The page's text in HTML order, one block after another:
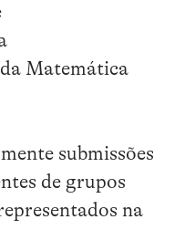
Matemática
submissões
de grupos
na